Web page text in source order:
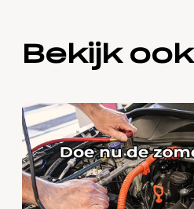
Bekijk ook